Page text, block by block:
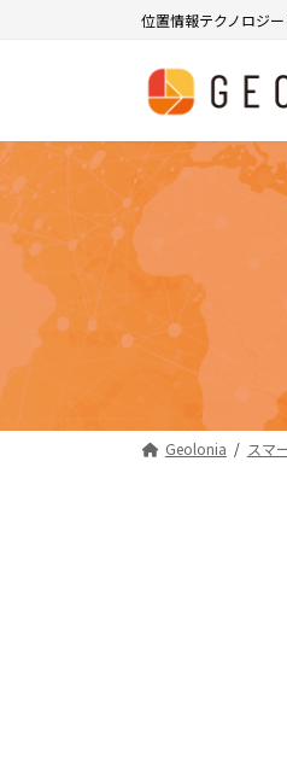
へ
ス
キ
ッ
ョ
ン
に
移
位置情報テクノロジ
Geolonia スマ